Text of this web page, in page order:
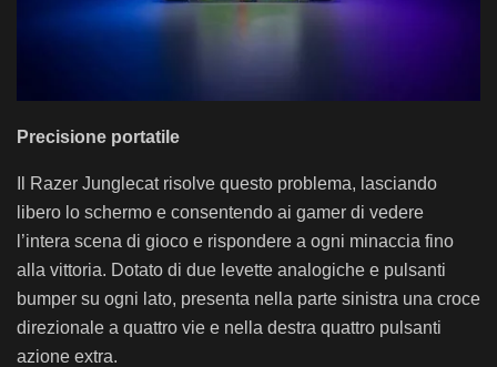
Precisione portatile
Il Razer Junglecat risolve questo problema, lasciando
libero lo schermo e consentendo ai gamer di vedere
l’intera scena di gioco e rispondere a ogni minaccia fino
alla vittoria. Dotato di due levette analogiche e pulsanti
bumper su ogni lato, presenta nella parte sinistra una croce
direzionale a quattro vie e nella destra quattro pulsanti
azione extra.